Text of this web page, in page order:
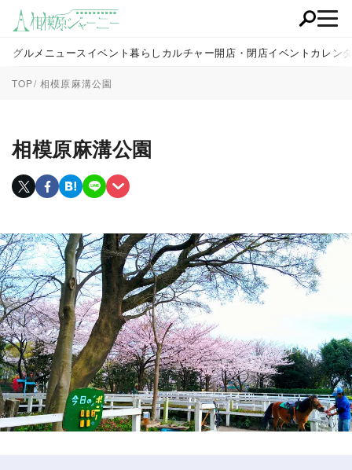
グルメ ニュース イベント暮らし カルチャー開店・閉店イベントカレン
TOP 相模原麻溝公園
相模原麻溝公園